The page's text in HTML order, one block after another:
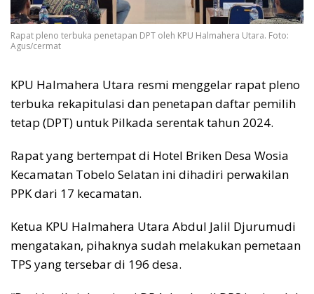
Rapat pleno terbuka penetapan DPT oleh KPU Halmahera Utara. Foto:
Agus/cermat
KPU Halmahera Utara resmi menggelar rapat pleno
terbuka rekapitulasi dan penetapan daftar pemilih
tetap (DPT) untuk Pilkada serentak tahun 2024.
Rapat yang bertempat di Hotel Briken Desa Wosia
Kecamatan Tobelo Selatan ini dihadiri perwakilan
PPK dari 17 kecamatan.
Ketua KPU Halmahera Utara Abdul Jalil Djurumudi
mengatakan, pihaknya sudah melakukan pemetaan
TPS yang tersebar di 196 desa.